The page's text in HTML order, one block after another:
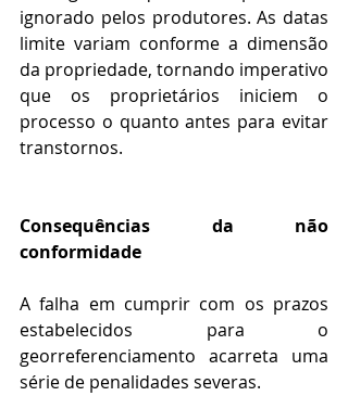
ignorado pelos produtores. As datas
limite variam conforme a dimensão
da propriedade, tornando imperativo
que os proprietários iniciem o
processo o quanto antes para evitar
transtornos.
Consequências da não
conformidade
A falha em cumprir com os prazos
estabelecidos para o
georreferenciamento acarreta uma
série de penalidades severas.